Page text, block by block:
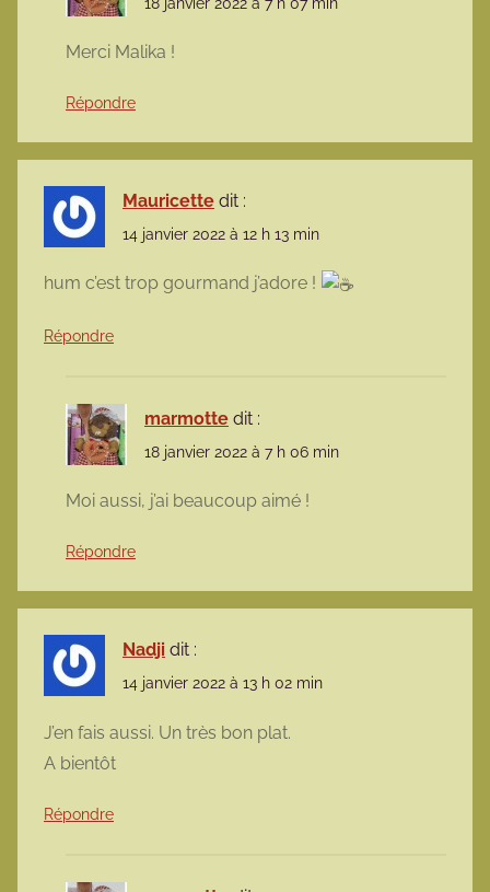
Merci Malika !
Répondre
Mauricette dit :
14 janvier 2022 à 12 h 13 min
hum c’est trop gourmand j’adore !
Répondre
marmotte dit :
18 janvier 2022 à 7 h 06 min
Moi aussi, j’ai beaucoup aimé !
Répondre
Nadji dit :
14 janvier 2022 à 13 h 02 min
J’en fais aussi. Un très bon plat.
A bientôt
Répondre